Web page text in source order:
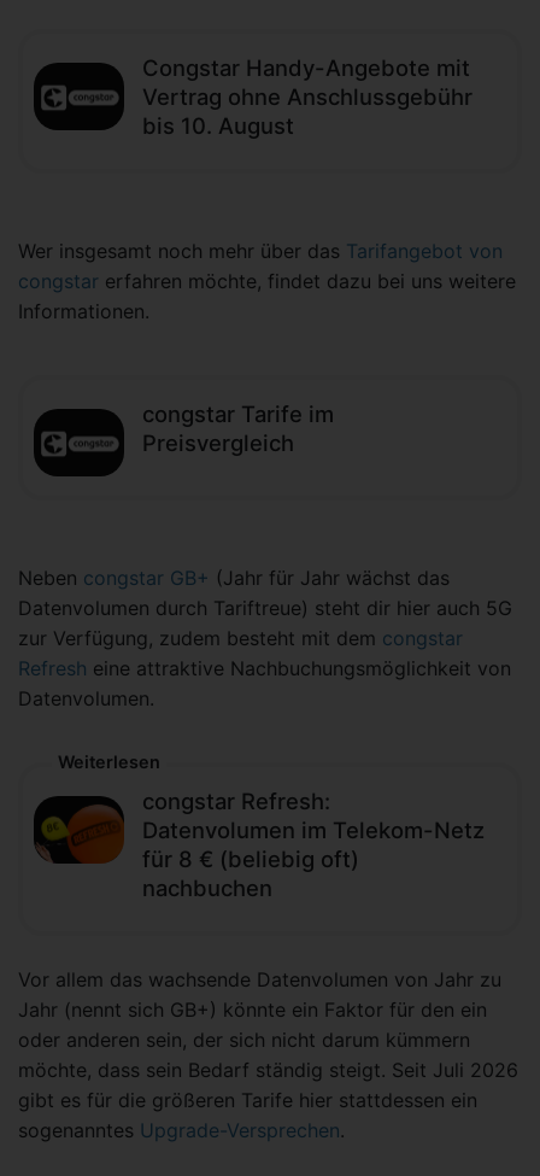
Congstar Handy-Angebote mit
Vertrag ohne Anschlussgebühr
bis 10. August
Wer insgesamt noch mehr über das Tarifangebot von
congstar erfahren möchte, findet dazu bei uns weitere
Informationen.
congstar Tarife im
Preisvergleich
Neben congstar GB+ (Jahr für Jahr wächst das
Datenvolumen durch Tariftreue) steht dir hier auch 5G
zur Verfügung, zudem besteht mit dem congstar
Refresh eine attraktive Nachbuchungsmöglichkeit von
Datenvolumen.
Weiterlesen
congstar Refresh:
Datenvolumen im Telekom-Netz
für 8 € (beliebig oft)
nachbuchen
Vor allem das wachsende Datenvolumen von Jahr zu
Jahr (nennt sich GB+) könnte ein Faktor für den ein
oder anderen sein, der sich nicht darum kümmern
möchte, dass sein Bedarf ständig steigt. Seit Juli 2026
gibt es für die größeren Tarife hier stattdessen ein
sogenanntes Upgrade-Versprechen.